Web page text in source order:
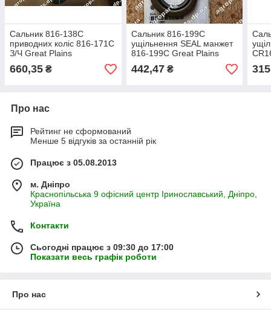
Сальник 816-138C
приводних коліс 816-171C
З/Ч Great Plains
ущільнення 25102 Seal
660,35 ₴
Сальник 816-199C
ущільнення SEAL манжет
816-199С Great Plains
запчастини
442,47₴
Про нас
Рейтинг не сформований
Менше 5 відгуків за останній рік
Працює з 05.08.2013
м. Дніпро
Краснопільська 9 офісний центр Іринославський, Дніпро,
Україна
Контакти
Сьогодні працює з 09:30 до 17:00
Показати весь графік роботи
Про нас